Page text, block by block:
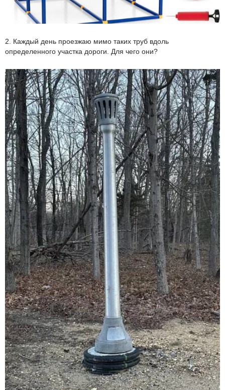
2. Каждый день проезжаю мимо таких труб вдоль
определенного участка дороги. Для чего они?